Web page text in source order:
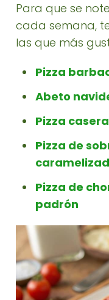
Para que se
cada semana,
las que más
Pizza
Abeto
Pizza
Pizza de
Pizza de
padrón